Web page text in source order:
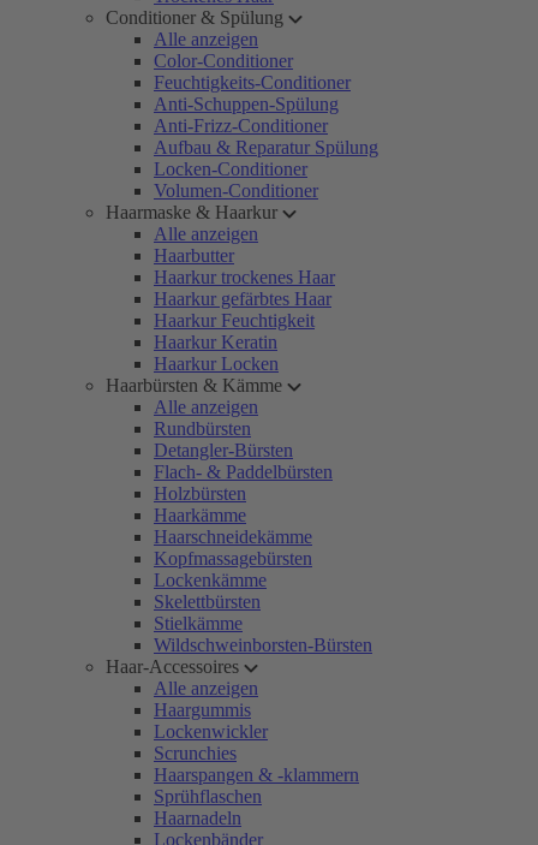
Conditioner & Spülung
Alle anzeigen
Color-Conditioner
Feuchtigkeits-Conditioner
Anti-Schuppen-Spülung
Anti-Frizz-Conditioner
Aufbau & Reparatur Spülung
Locken-Conditioner
Volumen-Conditioner
Haarmaske & Haarkur
Alle anzeigen
Haarbutter
Haarkur trockenes Haar
Haarkur gefärbtes Haar
Haarkur Feuchtigkeit
Haarkur Keratin
Haarkur Locken
Haarbürsten & Kämme
Alle anzeigen
Rundbürsten
Detangler-Bürsten
Flach- & Paddelbürsten
Holzbürsten
Haarkämme
Haarschneidekämme
Kopfmassagebürsten
Lockenkämme
Skelettbürsten
Stielkämme
Wildschweinborsten-Bürsten
Haar-Accessoires
Alle anzeigen
Haargummis
Lockenwickler
Scrunchies
Haarspangen & -klammern
Sprühflaschen
Haarnadeln
Lockenbänder